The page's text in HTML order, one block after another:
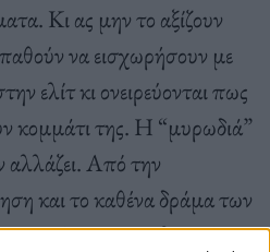
Κι ας μην το αξίζουν
να εισχωρήσουν με
ελίτ κι ονειρεύονται πως
κομμάτι της. Η “μυρωδιά”
Από την
και το καθένα δράμα των
στην ιδανική